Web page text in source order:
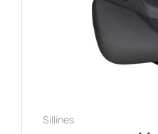
Sillines